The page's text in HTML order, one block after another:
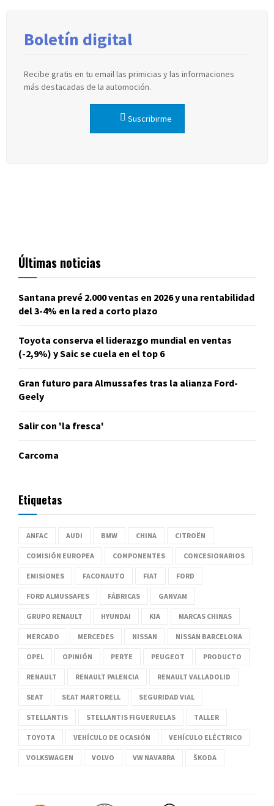
Boletín digital
Recibe gratis en tu email las primicias y las informaciones
más destacadas de la automoción.
Suscribirme
Últimas noticias
Santana prevé 2.000 ventas en 2026 y una rentabilidad
del 3-4% en la red a corto plazo
Toyota conserva el liderazgo mundial en ventas
(-2,9%) y Saic se cuela en el top 6
Gran futuro para Almussafes tras la alianza Ford-
Geely
Salir con 'la fresca'
Carcoma
Etiquetas
ANFAC AUDI BMW CHINA CITROËN
COMISIÓN EUROPEA COMPONENTES CONCESIONARIOS
EMISIONES FACONAUTO FIAT FORD
FORD ALMUSSAFES FÁBRICAS GANVAM
GRUPO RENAULT HYUNDAI KIA MARCAS CHINAS
MERCADO MERCEDES NISSAN NISSAN BARCELONA
OPEL OPINIÓN PERTE PEUGEOT PRODUCTO
RENAULT RENAULT PALENCIA RENAULT VALLADOLID
SEAT SEAT MARTORELL SEGURIDAD VIAL
STELLANTIS STELLANTIS FIGUERUELAS TALLER
TOYOTA VEHÍCULO DE OCASIÓN VEHÍCULO ELÉCTRICO
VOLKSWAGEN VOLVO VW NAVARRA ŠKODA